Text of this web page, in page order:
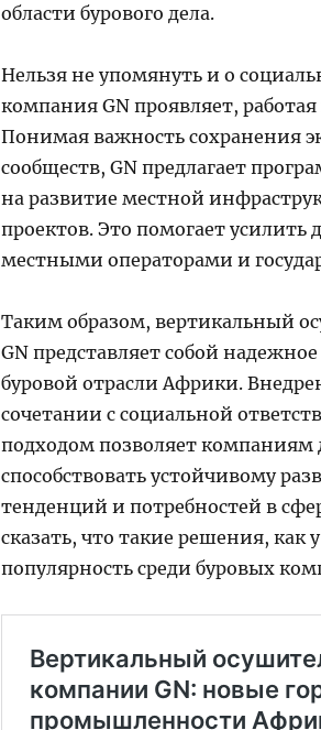
области бурового дела.
Нельзя не упомянуть и о
компания GN проявляет,
Понимая важность сохранения
сообществ, GN предлагает
на развитие местной
проектов. Это помогает
местными операторами и
Таким образом, вертикальный
GN представляет собой
буровой отрасли Африки.
сочетании с социальной
подходом позволяет компаниям
способствовать устойчивому
тенденций и потребностей в
сказать, что такие решения, как
популярность среди буровых